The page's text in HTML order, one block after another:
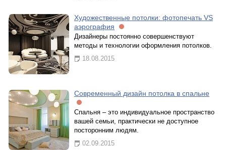
Художественные потолки: фотопечать VS
аэрография
Дизайнеры постоянно совершенствуют
методы и технологии оформления потолков.
18.08.2015
Современный дизайн потолка в спальне
Спальня – это индивидуальное пространство
вашей семьи, практически не доступное
посторонним людям.
02.09.2015